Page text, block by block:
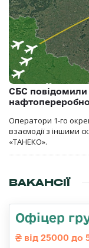
СБС повідомили
Оператори 1-го
взаємодії з іншими
«ТАНЕКО».
ВАКАНСІЇ
Офіцер
від 25000 до